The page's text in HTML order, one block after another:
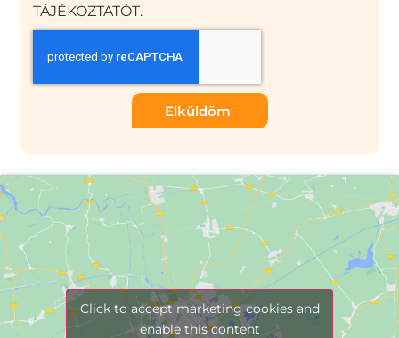
TÁJÉKOZTATÓT.
Elküldöm
Click to accept marketing cookies and
enable this content